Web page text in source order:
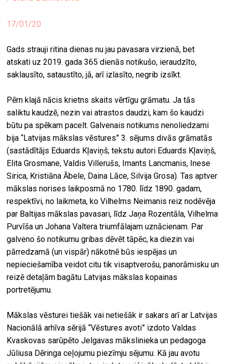
par
meklēt
17/01/20
Gads strauji ritina dienas nu jau pavasara virzienā, bet
atskati uz 2019. gada 365 dienās notikušo, ieraudzīto,
saklausīto, sataustīto, jā, arī izlasīto, negrib izsīkt.
Pērn klajā nācis krietns skaits vērtīgu grāmatu. Ja tās
saliktu kaudzē, nezin vai atrastos daudzi, kam šo kaudzi
būtu pa spēkam pacelt. Galvenais notikums nenoliedzami
bija “Latvijas mākslas vēstures” 3. sējums divās grāmatās
(sastādītājs Eduards Kļaviņš; tekstu autori Eduards Kļaviņš,
Elita Grosmane, Valdis Villerušs, Imants Lancmanis, Inese
Sirica, Kristiāna Ābele, Daina Lāce, Silvija Grosa). Tas aptver
mākslas norises laikposmā no 1780. līdz 1890. gadam,
respektīvi, no laikmeta, ko Vilhelms Neimanis reiz nodēvēja
par Baltijas mākslas pavasari, līdz Jaņa Rozentāla, Vilhelma
Purvīša un Johana Valtera triumfālajam uznācienam. Par
galveno šo notikumu gribas dēvēt tāpēc, ka diezin vai
pārredzamā (un vispār) nākotnē būs iespējas un
nepieciešamība veidot citu tik visaptverošu, panorāmisku un
reizē detaļām bagātu Latvijas mākslas kopainas
portretējumu.
Mākslas vēsturei tiešāk vai netiešāk ir sakars arī ar Latvijas
Nacionālā arhīva sērijā “Vēstures avoti” izdoto Valdas
Kvaskovas sarūpēto Jelgavas mākslinieka un pedagoga
Jūliusa Dēringa ceļojumu piezīmju sējumu. Kā jau avotu